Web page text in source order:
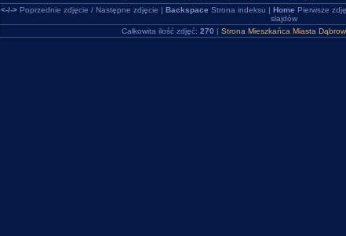
<-/->Poprzednie zdjęcie / Następne zdjęcie | Backspace Strona indeksu | Home Pierwsze
slajdów
Całkowita ilość zdjęć: 270 | Strona Mieszkańca Miasta